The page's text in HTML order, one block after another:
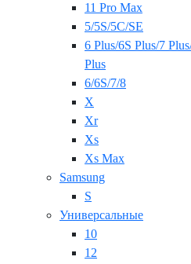
11 Pro Max
5/5S/5C/SE
6 Plus/6S Plus/7
Plus
6/6S/7/8
X
Xr
Xs
Xs Max
Samsung
S
Универсальные
10
12